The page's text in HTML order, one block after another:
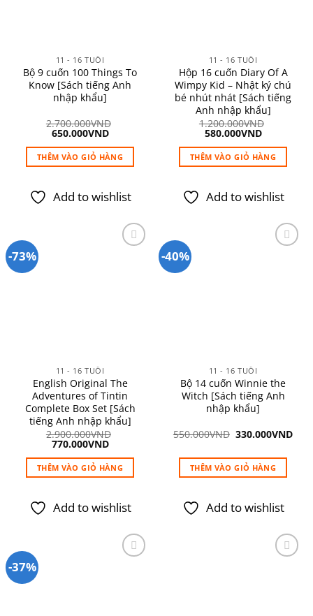
11 - 16 TUỔI
Bộ 9 cuốn 100 Things To
Know [Sách tiếng Anh
nhập khẩu]
2.700.000VND
Giá
là:
2.700.000VND.
650.000VNDGiá
tại
là:
THÊM VÀO GIỎ HÀNG
Add to wishlist
11 - 16 TUỔI
Hộp 16 cuốn Diary Of A
Wimpy Kid – Nhật ký chú
bé nhút nhát [Sách tiếng
Anh nhập khẩu]
1.200.000VND
Giá
là:
1.200.000VND.
580.000VNDGiá
tại
là:
THÊM VÀO GIỎ HÀNG
Add to wishlist
-73%
11 - 16 TUỔI
English Original The
Adventures of Tintin
Complete Box Set [Sách
tiếng Anh nhập khẩu]
2.900.000VND
Giá
là:
2.900.000VND.
770.000VNDGiá
tại
là:
THÊM VÀO GIỎ HÀNG
Add to wishlist
-40%
11 - 16 TUỔI
Bộ 14 cuốn Winnie the
Witch [Sách tiếng Anh
nhập khẩu]
550.000VND Giá
550.000VND.
330.000VNDGiá
THÊM VÀO GIỎ HÀNG
Add to wishlist
-37%